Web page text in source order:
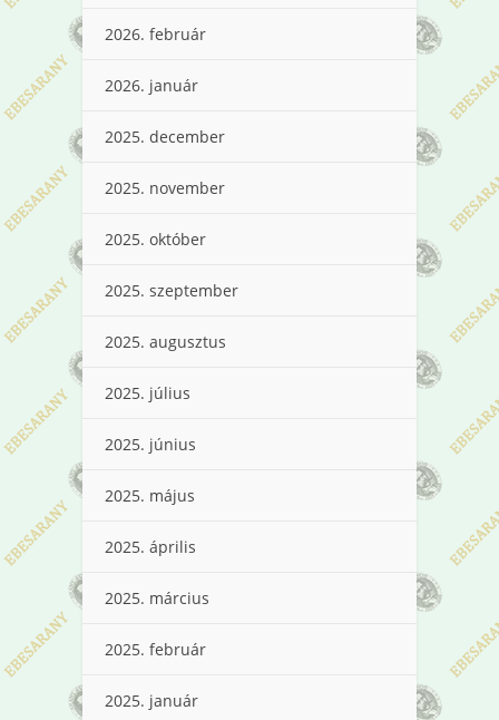
2026. február
2026. január
2025. december
2025. november
2025. október
2025. szeptember
2025. augusztus
2025. július
2025. június
2025. május
2025. április
2025. március
2025. február
2025. január